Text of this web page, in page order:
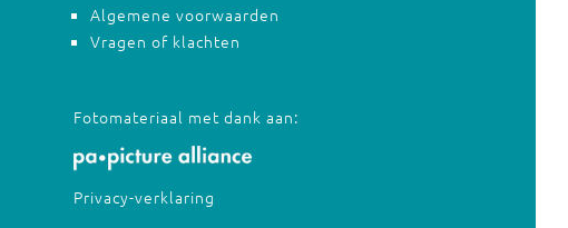
Algemene voorwaarden
Vragen of klachten
Fotomateriaal met dank aan:
Privacy-verklaring